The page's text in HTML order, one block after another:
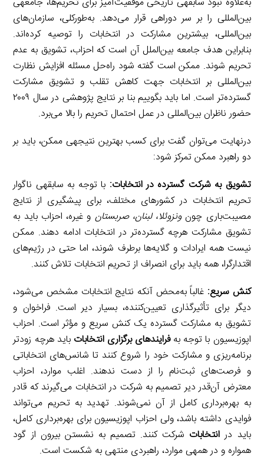
بین‌المللی را بر سر دوراهی قرار می‌دهد. به‌طورکلی، سازمان‌های
بین‌المللی، بیشترین مشارکت در انتخابات را توصیه کرده‌اند.
بنابراین هدف جامعه بین‌الملل آن است که احزاب، تشویق به عدم
تحریم شوند. ممکن است گفته شود راه‌حل مسئله افزایش نظارت
بین‌المللی بر انتخابات جهت کاهش تقلب و تشویق مشارکت
گسترده‌تر است. اما باید بگوییم بنا بر نتایج پژوهشی در سال ۲۰۰۹
حضور ناظران بین‌المللی در عمل احتمال تحریم را بالا می‌برد.
درنهایت می‌توان گفت برای کسب بهترین نتیجهی ممکن، باید بر
دو راهبرد ممکن تمرکز شود:
تشویق به شرکت گسترده در انتخابات: با توجه به سابقهی ناگوار
تحریم انتخابات در کشورهای مختلف، برای پیشگیری از نتایج
مصیبت‌باری چون ونزوئلا، لبنان، صربستان و غیره، احزاب باید به
تشویق مشارکت هرچه گسترده‌تر در انتخابات ادامه دهند. ممکن
نیست همه ایرادات و گلایه‌ها برطرف شوند، اما حتی در رژیم‌های
اقتدارگرا، همه باید برای انصراف از تحریم انتخابات تلاش کنند.
کنش سریع: غالباً به‌محض آنکه نتایج انتخابات مشخص می‌شود،
دیگر برای تأثیرگذاری تعیین‌کننده، بسیار دیر است. فراخوان و
تشویق به مشارکت گسترده یک کنش سریع و مؤثر است. احزاب
اپوزیسیون با توجه بهفرایندهای برگزاری انتخابات باید هرچه زودتر
برنامه‌ریزی و مشارکت خود را شروع کنند تا شانس‌های انتخاباتی
و فرصت‌های ثبت‌نام را از دست ندهند. اغلب موارد، احزاب
معترض آن‌قدر دیر تصمیم به شرکت در انتخابات می‌گیرند که قادر
به بهره‌برداری کامل از آن نمی‌شوند. تهدید به تحریم می‌تواند
فوایدی داشته باشد، ولی احزاب اپوزیسیون برای بهره‌برداری کامل،
باید در انتخابات شرکت کنند. تصمیم به نشستن بیرون از گود
همواره و در همهی موارد، راهبردی منتهی به شکست است.